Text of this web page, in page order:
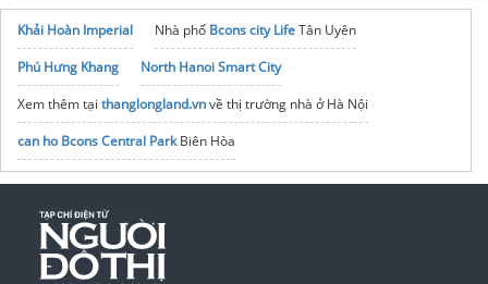
Khải Hoàn Imperial Nhà phố Bcons city LifeTân Uyên
Phú Hưng Khang
North Hanoi Smart City
Xem thêm tại thanglongland.vnvề thị trường nhà ở Hà Nội
can ho Bcons Central ParkBiên Hòa
Căn hộ The Emerald River ParkBình Dương
Bảng giácăn hộ MT Eastmark City
Cập nhậtTin tức Maison Privee